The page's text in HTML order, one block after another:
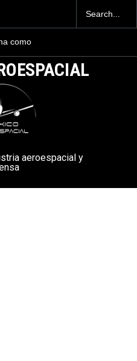
como
al
millones
la Armada de México
aeroespacial y